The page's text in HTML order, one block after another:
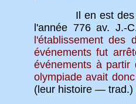
Il en est des
l'année 776 av. J.-
l'établissement des
événements fut
événements à
olympiade avait
(leur histoire — trad.)